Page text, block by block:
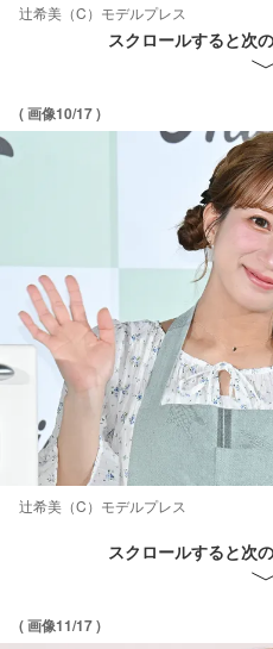
辻希美（C）モデルプレス
スクロールすると次
( 画像10/17 )
辻希美（C）モデルプレス
スクロールすると次
( 画像11/17 )